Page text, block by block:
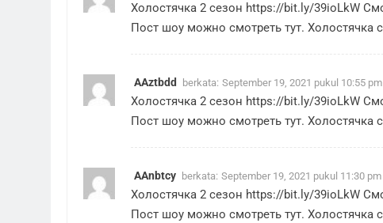
Холостячка 2 сезон https://bit.ly/39ioLkW
Пост шоу можно смотреть тут. Холостячка
AAztbdd berkata: September 19, 2021 pukul 10:55 pm
Холостячка 2 сезон https://bit.ly/39ioLkW
Пост шоу можно смотреть тут. Холостячка
AAnbtcy berkata: September 19, 2021 pukul 11:30 pm
Холостячка 2 сезон https://bit.ly/39ioLkW
Пост шоу можно смотреть тут. Холостячка